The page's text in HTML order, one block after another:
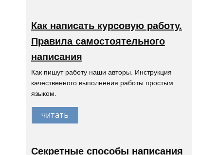
Как написать курсовую работу.
Правила самостоятельного
написания
Как пишут работу наши авторы. Инструкция
качественного выполнения работы простым
языком.
читать
Секретные способы написания